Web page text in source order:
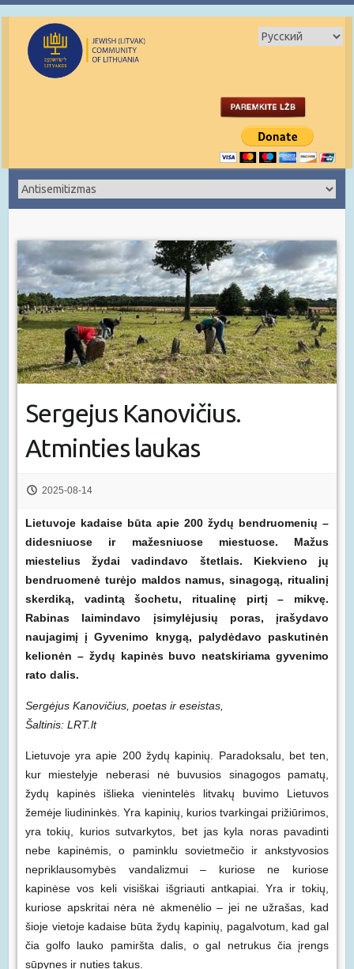
Sergejus Kanovičius.
Atminties laukas
2025-08-14
Lietuvoje kadaise būta apie 200 žydų bendruomenių –
didesniuose ir mažesniuose miestuose. Mažus
miestelius žydai vadindavo štetlais. Kiekvieno jų
bendruomenė turėjo maldos namus, sinagogą, ritualinį
skerdiką, vadintą šochetu, ritualinę pirtį – mikvę.
Rabinas laimindavo įsimylėjusių poras, įrašydavo
naujagimį į Gyvenimo knygą, palydėdavo paskutinėn
kelionėn – žydų kapinės buvo neatskiriama gyvenimo
rato dalis.
Sergėjus Kanovičius, poetas ir eseistas,
Šaltinis: LRT.lt
Lietuvoje yra apie 200 žydų kapinių. Paradoksalu, bet ten,
kur miestelyje neberasi nė buvusios sinagogos pamatų,
žydų kapinės išlieka vienintelės litvakų buvimo Lietuvos
žemėje liudininkės. Yra kapinių, kurios tvarkingai prižiūrimos,
yra tokių, kurios sutvarkytos, bet jas kyla noras pavadinti
nebe kapinėmis, o paminklu sovietmečio ir ankstyvosios
nepriklausomybės vandalizmui – kuriose ne kuriose
kapinėse vos keli visiškai išgriauti antkapiai. Yra ir tokių,
kuriose apskritai nėra nė akmenėlio – jei ne užrašas, kad
šioje vietoje kadaise būta žydų kapinių, pagalvotum, kad gal
čia golfo lauko pamiršta dalis, o gal netrukus čia įrengs
sūpynes ir nuties takus.